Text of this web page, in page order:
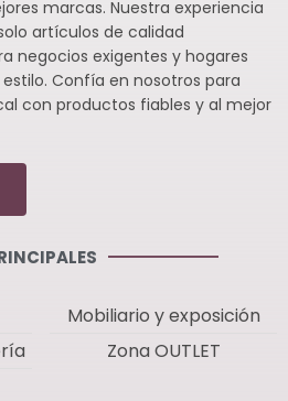
marcas. Nuestra experiencia
artículos de calidad
negocios exigentes y hogares
Confía en nosotros para
con productos fiables y al mejor
Mobiliario y exposición
Zona OUTLET